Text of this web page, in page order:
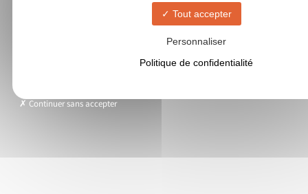
Tout accepter
Personnaliser
Politique de confidentialité
Continuer sans accepter